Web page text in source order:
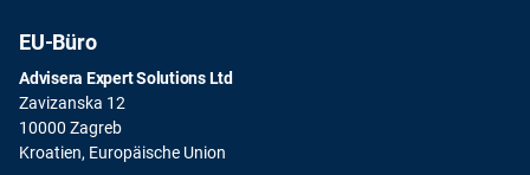
EU-Büro
Advisera Expert Solutions Ltd
Zavizanska 12
10000 Zagreb
Kroatien, Europäische Union